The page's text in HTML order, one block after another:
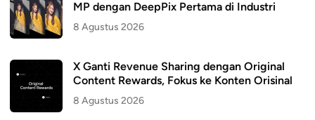
MP dengan DeepPix Pertama di Industri
8 Agustus 2026
X Ganti Revenue Sharing dengan Original
Content Rewards, Fokus ke Konten Orisinal
8 Agustus 2026